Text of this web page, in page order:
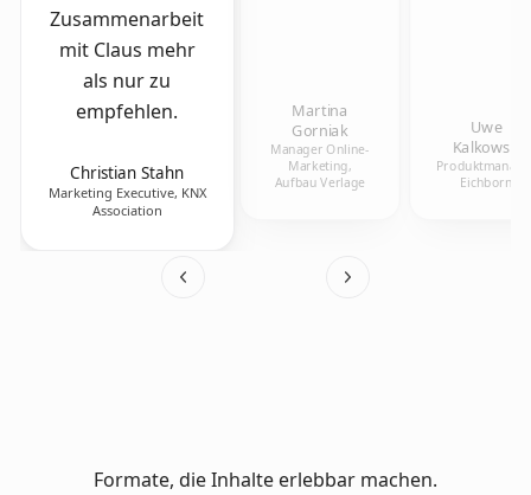
Zusammenarbeit
mit Claus mehr
als nur zu
empfehlen.
Christian Stahn
Marketing Executive, KNX
Association
Martina
Gorniak
Manager Online-
Marketing,
Aufbau Verlage
Uwe
Kalkowski
Eichborn
Formate, die Inhalte erlebbar machen.